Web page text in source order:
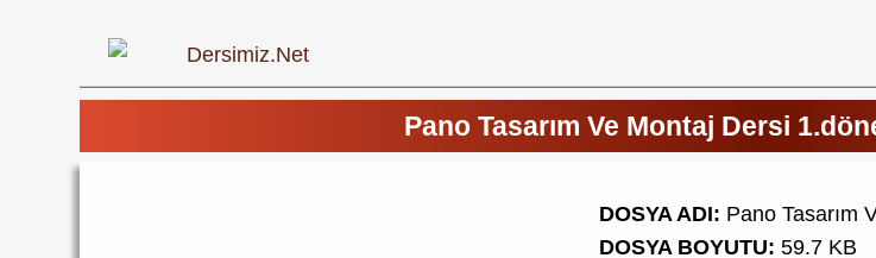
Pano Tasarım Ve Montaj Dersi
DOSYA ADI: Pano Tasarım
DOSYA BOYUTU: 59.7 KB